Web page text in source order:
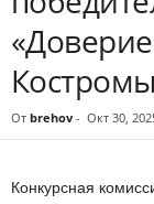
Костромы
От brehov - Окт 30,
Конкурсная